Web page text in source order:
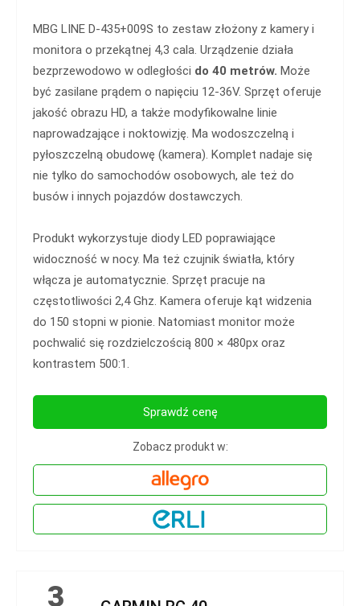
MBG LINE D-435+009S to zestaw złożony z kamery i
monitora o przekątnej 4,3 cala. Urządzenie działa
bezprzewodowo w odległości do 40 metrów. Może
być zasilane prądem o napięciu 12-36V. Sprzęt oferuje
jakość obrazu HD, a także modyfikowalne linie
naprowadzające i noktowizję. Ma wodoszczelną i
pyłoszczelną obudowę (kamera). Komplet nadaje się
nie tylko do samochodów osobowych, ale też do
busów i innych pojazdów dostawczych.
Produkt wykorzystuje diody LED poprawiające
widoczność w nocy. Ma też czujnik światła, który
włącza je automatycznie. Sprzęt pracuje na
częstotliwości 2,4 Ghz. Kamera oferuje kąt widzenia
do 150 stopni w pionie. Natomiast monitor może
pochwalić się rozdzielczością 800 × 480px oraz
kontrastem 500:1.
Sprawdź cenę
Zobacz produkt w:
3